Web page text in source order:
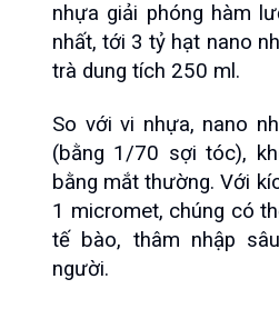
nhựa giải phóng hàm
nhất, tới 3 tỷ hạt nano
trà dung tích 250 ml.
So với vi nhựa, nano
(bằng 1/70 sợi tóc),
bằng mắt thường. Với
1 micromet, chúng có
tế bào, thâm nhập
người.